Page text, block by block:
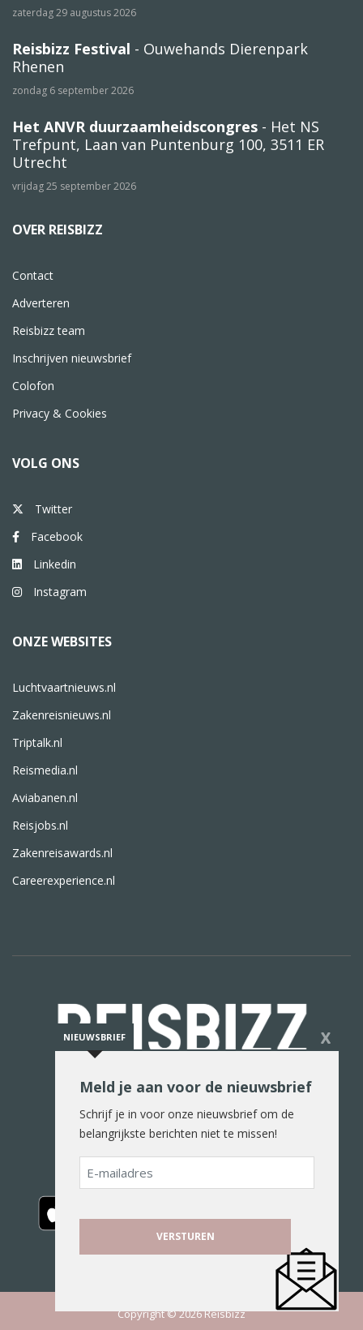
zaterdag 29 augustus 2026
Reisbizz Festival - Ouwehands Dierenpark
Rhenen
zondag 6 september 2026
Het ANVR duurzaamheidscongres - Het NS
Trefpunt, Laan van Puntenburg 100, 3511 ER
Utrecht
vrijdag 25 september 2026
OVER REISBIZZ
Contact
Adverteren
Reisbizz team
Inschrijven nieuwsbrief
Colofon
Privacy & Cookies
VOLG ONS
Twitter
Facebook
Linkedin
Instagram
ONZE WEBSITES
Luchtvaartnieuws.nl
Zakenreisnieuws.nl
Triptalk.nl
Reismedia.nl
Aviabanen.nl
Reisjobs.nl
Zakenreisawards.nl
Careerexperience.nl
De reiswereld in woord en beeld
Copyright © 2026 Reisbizz
NIEUWSBRIEF X
Meld je aan voor de nieuwsbrief
Schrijf je in voor onze nieuwsbrief om de
belangrijkste berichten niet te missen!
E-
mailadres